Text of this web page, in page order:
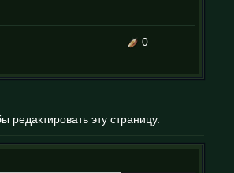
0
редактировать эту страницу.